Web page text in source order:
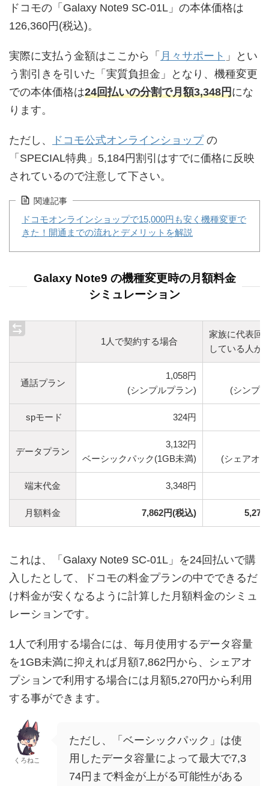
ドコモの「Galaxy Note9 SC-01L」の本体価格は
126,360円(税込)。
実際に支払う金額はここから「 月々サポート 」とい
う割引きを引いた「実質負担金」となり、機種変更
での本体価格は24回払いの分割で月額3,348円にな
ります。
ただし、 ドコモ公式オンラインショップの
「SPECIAL特典」5,184円割引はすでに価格に反映
されているので注意して下さい。
関連記事
ドコモオンラインショップで15,000円も安く機種変更で
きた！開通までの流れとデメリットを解説
Galaxy Note9 の機種変更時の月額料金
シミュレーション
1人で契約する場合
家族に代表回
している人が
通話プラン
1,058円
(シンプルプラン)
(シンプ
spモード 324円
データプラン
3,132円
ベーシックパック(1GB未満)
(シェアオ
端末代金 3,348円
月額料金 7,862円(税込) 5,270
これは、「Galaxy Note9 SC-01L」を24回払いで購
入したとして、ドコモの料金プランの中でできるだ
け料金が安くなるように計算した月額料金のシミュ
レーションです。
1人で利用する場合には、毎月使用するデータ容量
を1GB未満に抑えれば月額7,862円から、シェアオ
プションで利用する場合には月額5,270円から利用
する事ができます。
くろねこ
ただし、「ベーシックパック」は使
用したデータ容量によって最大で7,3
74円まで料金が上がる可能性がある